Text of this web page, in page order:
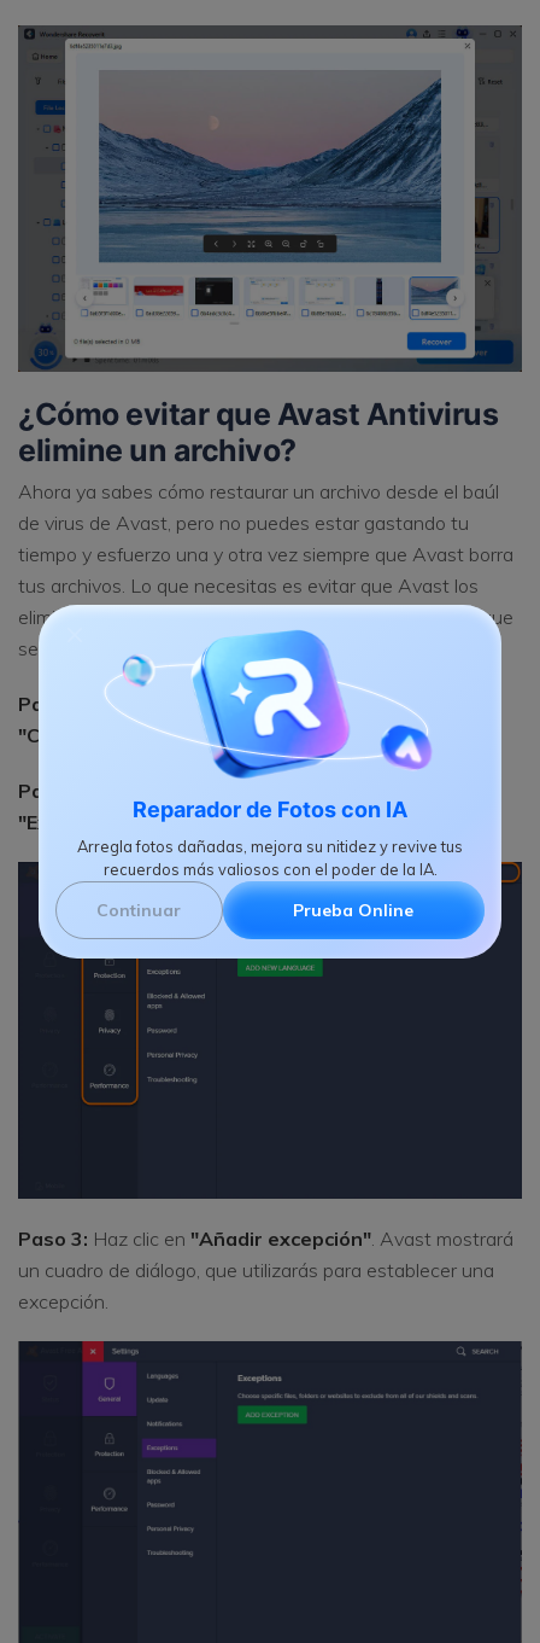
Reparador de Fotos con IA
Arregla fotos dañadas, mejora su nitidez y revive tus
recuerdos más valiosos con el poder de la IA.
Continuar Prueba Online
¿Cómo evitar que Avast Antivirus
elimine un archivo?
Ahora ya sabes cómo restaurar un archivo desde el baúl
de virus de Avast, pero no puedes estar gastando tu
tiempo y esfuerzo una y otra vez siempre que Avast borra
tus archivos. Lo que necesitas es evitar que Avast los
elimine. Y hay una manera de hacerlo. Sigue los pasos que
se indican a continuación.
Paso 1: Abre Avast Antivirus y dirígete a "☰ Menú" >
"Configuración".
Paso 2:
"Excepciones".
Paso 3: Haz clic en "Añadir excepción". Avast mostrará
un cuadro de diálogo, que utilizarás para establecer una
excepción.